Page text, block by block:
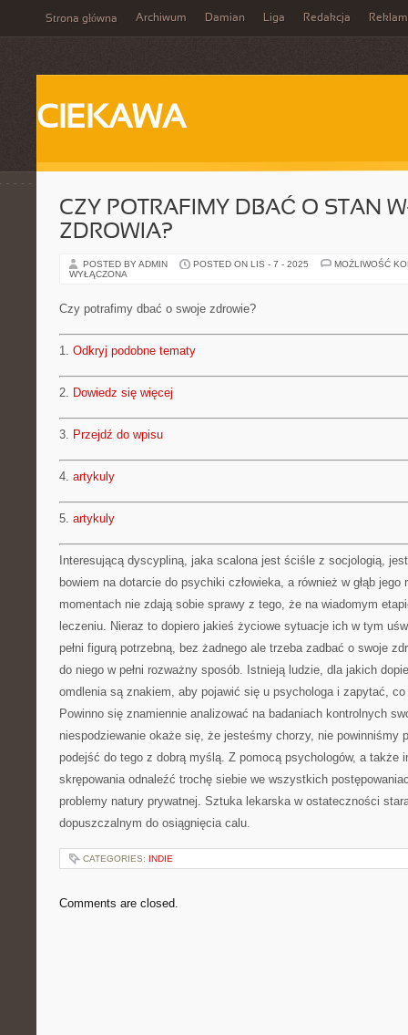
Strona główna Archiwum Damian Liga Redakcja
CIEKAWA
CZY POTRAFIMY DBAĆ O STAN
ZDROWIA?
POSTED BY ADMIN POSTED ON LIS - 7 - 2025
MOŻLIWOŚĆ
WYŁĄCZONA
Czy potrafimy dbać o swoje zdrowie?
1. Odkryj podobne tematy
2. Dowiedz się więcej
3. Przejdź do wpisu
4. artykuly
5. artykuly
Interesującą dyscypliną, jaka scalona jest ściśle z socjologią,
bowiem na dotarcie do psychiki człowieka, a również w głąb
momentach nie zdają sobie sprawy z tego, że na wiadomym
leczeniu. Nieraz to dopiero jakieś życiowe sytuacje ich w tym
pełni figurą potrzebną, bez żadnego ale trzeba zadbać o swoje
do niego w pełni rozważny sposób. Istnieją ludzie, dla jakich
omdlenia są znakiem, aby pojawić się u psychologa i zapytać,
Powinno się znamiennie analizować na badaniach kontrolnych
niespodziewanie okaże się, że jesteśmy chorzy, nie powinniśmy
podejść do tego z dobrą myślą. Z pomocą psychologów, a także
skrępowania odnaleźć trochę siebie we wszystkich
problemy natury prywatnej. Sztuka lekarska w ostateczności
dopuszczalnym do osiągnięcia calu.
CATEGORIES: INDIE
Comments are closed.